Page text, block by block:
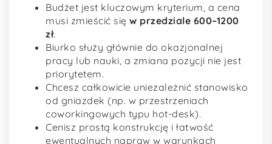
Budżet jest kluczowym kryterium, a cena
musi zmieścić się w przedziale 600–1200
zł.
Biurko służy głównie do okazjonalnej
pracy lub nauki, a zmiana pozycji nie jest
priorytetem.
Chcesz całkowicie uniezależnić stanowisko
od gniazdek (np. w przestrzeniach
coworkingowych typu hot-desk).
Cenisz prostą konstrukcję i łatwość
ewentualnych napraw w warunkach